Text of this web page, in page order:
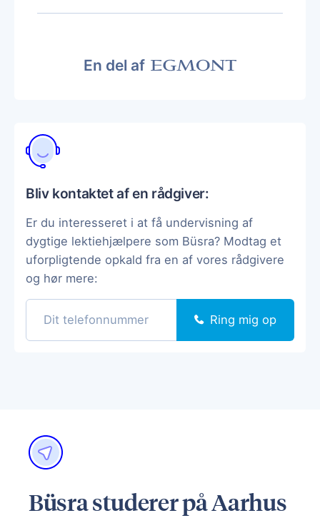
En del af
Bliv kontaktet af en rådgiver:
Er du interesseret i at få undervisning af
dygtige lektiehjælpere som Büsra? Modtag et
uforpligtende opkald fra en af vores rådgivere
og hør mere:
Ring mig op
Büsra studerer på Aarhus